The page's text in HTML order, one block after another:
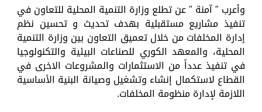
وأعرب " آمنة " عن تطلع وزارة التنمية المحلية للتعاون في
تنفيذ مشاريع مستقبلية بهدف تحديث و تحسين نظم
إدارة المخلفات من خلال تعميق التعاون بين وزارة التنمية
المحلية، والمعهد الكوري للصناعات البيئية والتكنولوجيا
في تنفيذ عدداً من الاستثمارات والمشروعات الاخرى في
القطاع لاستكمال إنشاء وتشغيل وصيانة البنية الأساسية
اللازمة لإدارة منظومة المخلفات.